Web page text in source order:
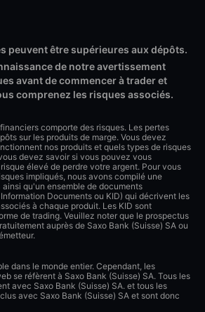
peuvent être supérieures aux dépôts.
de notre avertissement
avant de commencer à trader et
comprenez les risques associés.
comporte des risques. Les pertes
sur les produits de marge. Vous devez
nos produits et quels types de risques
devez savoir si vous pouvez vous
élevé de perdre votre argent. Pour vous
impliqués, nous avons compilé une
ainsi qu'un ensemble de documents
Documents ou KID) qui décrivent les
à chaque produit. Les KID sont
de trading. Veuillez noter que le prospectus
auprès de Saxo Bank (Suisse) SA ou
dans le monde entier. Cependant, les
se réfèrent à Saxo Bank (Suisse) SA. Tous les
avec Saxo Bank (Suisse) SA. et tous les
avec Saxo Bank (Suisse) SA et sont donc